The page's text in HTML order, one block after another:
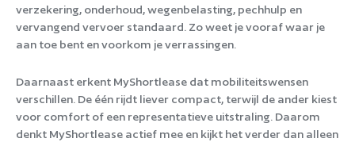
verzekering, onderhoud, wegenbelasting, pechhulp en
vervangend vervoer standaard. Zo weet je vooraf waar je
aan toe bent en voorkom je verrassingen.
Daarnaast erkent MyShortlease dat mobiliteitswensen
verschillen. De één rijdt liever compact, terwijl de ander kiest
voor comfort of een representatieve uitstraling. Daarom
denkt MyShortlease actief mee en kijkt het verder dan alleen